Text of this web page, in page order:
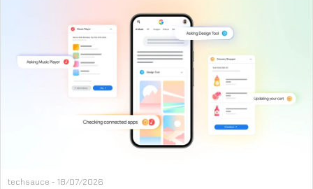
techsauce - 18/07/2026